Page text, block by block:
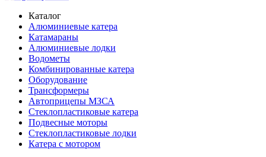
Каталог
Алюминиевые катера
Катамараны
Алюминиевые лодки
Водометы
Комбинированные катера
Оборудование
Трансформеры
Автоприцепы МЗСА
Стеклопластиковые катера
Подвесные моторы
Стеклопластиковые лодки
Катера с мотором